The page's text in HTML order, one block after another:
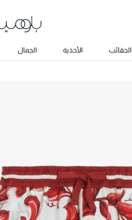
الحقائب الأحذية الجمال